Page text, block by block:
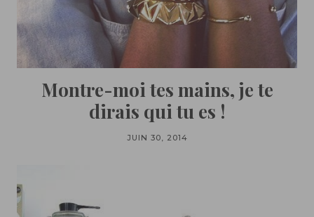
Montre-moi tes mains, je te
dirais qui tu es !
JUIN 30, 2014